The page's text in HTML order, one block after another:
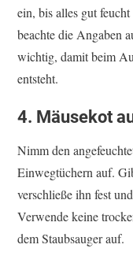
ein, bis alles gut
beachte die Angaben
wichtig, damit beim
entsteht.
4. Mäusekot
Nimm den
Einwegtüchern auf.
verschließe ihn fest
Verwende keine
dem Staubsauger auf.